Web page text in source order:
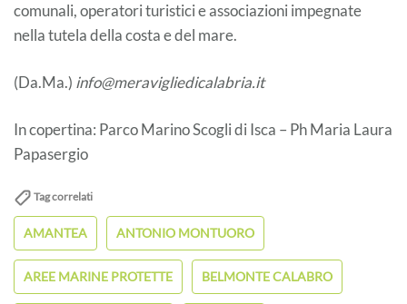
comunali, operatori turistici e associazioni impegnate
nella tutela della costa e del mare.
(Da.Ma.) info@meravigliedicalabria.it
In copertina: Parco Marino Scogli di Isca – Ph Maria Laura
Papasergio
Tag correlati
AMANTEA ANTONIO MONTUORO
AREE MARINE PROTETTE BELMONTE CALABRO